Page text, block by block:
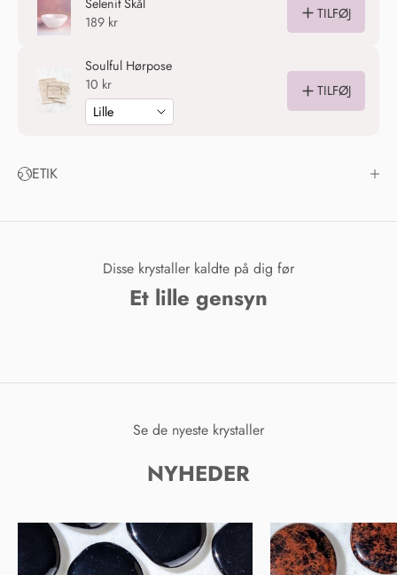
ETIK
Disse krystaller kaldte på dig før
Et lille gensyn
Se de nyeste krystaller
NYHEDER